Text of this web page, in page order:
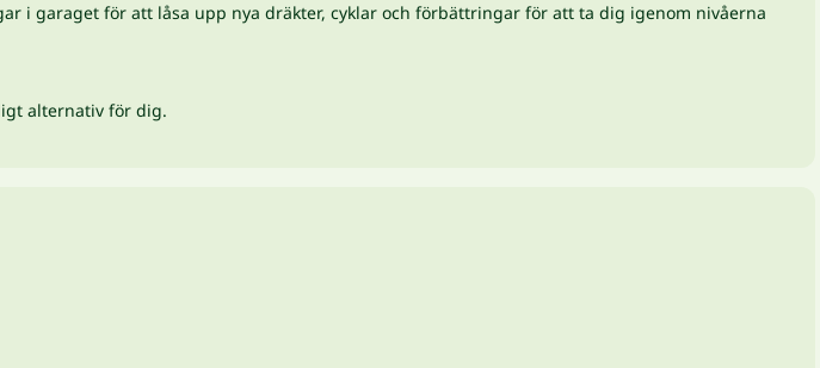
i garaget för att låsa upp nya dräkter, cyklar och förbättringar för att ta dig igenom nivåerna
alternativ för dig.